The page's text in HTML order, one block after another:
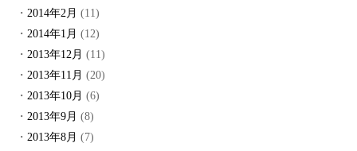
2014年2月 (11)
2014年1月 (12)
2013年12月 (11)
2013年11月 (20)
2013年10月 (6)
2013年9月 (8)
2013年8月 (7)